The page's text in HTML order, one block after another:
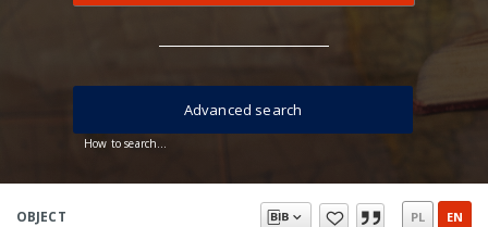
How to search...
Advanced search
OBJECT PL EN